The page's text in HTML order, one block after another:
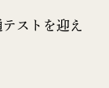
ストを迎え